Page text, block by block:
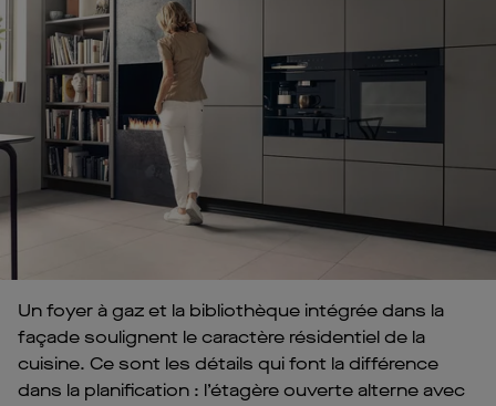
Un foyer à gaz et la bibliothèque intégrée dans la
façade soulignent le caractère résidentiel de la
cuisine. Ce sont les détails qui font la différence
dans la planification : l’étagère ouverte alterne avec